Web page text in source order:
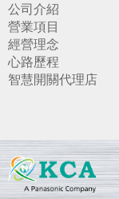
公司介紹
營業項目
經營理念
心路歷程
智慧開關代理店